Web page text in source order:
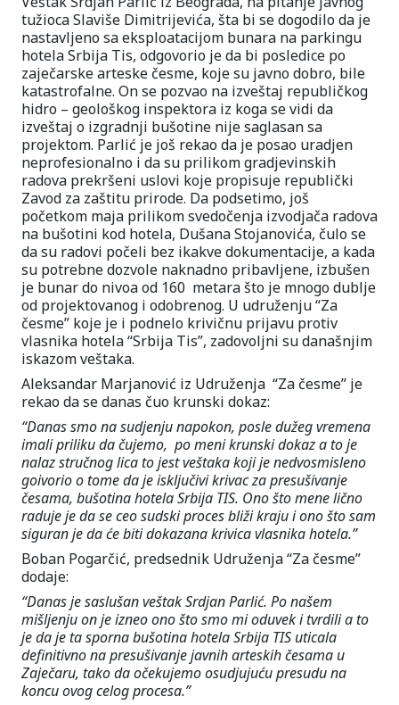
tužioca Slaviše Dimitrijevića, šta bi se dogodilo da je
nastavljeno sa eksploatacijom bunara na parkingu
hotela Srbija Tis, odgovorio je da bi posledice po
zaječarske arteske česme, koje su javno dobro, bile
katastrofalne. On se pozvao na izveštaj republičkog
hidro – geološkog inspektora iz koga se vidi da
izveštaj o izgradnji bušotine nije saglasan sa
projektom. Parlić je još rekao da je posao uradjen
neprofesionalno i da su prilikom gradjevinskih
radova prekršeni uslovi koje propisuje republički
Zavod za zaštitu prirode. Da podsetimo, još
početkom maja prilikom svedočenja izvodjača radova
na bušotini kod hotela, Dušana Stojanovića, čulo se
da su radovi počeli bez ikakve dokumentacije, a kada
su potrebne dozvole naknadno pribavljene, izbušen
je bunar do nivoa od 160 metara što je mnogo dublje
od projektovanog i odobrenog. U udruženju “Za
česme” koje je i podnelo krivičnu prijavu protiv
vlasnika hotela “Srbija Tis”, zadovoljni su današnjim
iskazom veštaka.
Aleksandar Marjanović iz Udruženja “Za česme” je
rekao da se danas čuo krunski dokaz:
“Danas smo na sudjenju napokon, posle dužeg vremena
imali priliku da čujemo, po meni krunski dokaz a to je
nalaz stručnog lica to jest veštaka koji je nedvosmisleno
goivorio o tome da je isključivi krivac za presušivanje
česama, bušotina hotela Srbija TIS. Ono što mene lično
raduje je da se ceo sudski proces bliži kraju i ono što sam
siguran je da će biti dokazana krivica vlasnika hotela.”
Boban Pogarčić, predsednik Udruženja “Za česme”
dodaje:
“Danas je saslušan veštak Srdjan Parlić. Po našem
mišljenju on je izneo ono što smo mi oduvek i tvrdili a to
je da je ta sporna bušotina hotela Srbija TIS uticala
definitivno na presušivanje javnih arteskih česama u
Zaječaru, tako da očekujemo osudjujuću presudu na
koncu ovog celog procesa.”